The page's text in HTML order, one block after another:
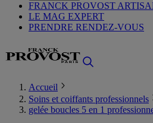
FRANCK PROVOST
LE MAG EXPERT
PRENDRE RENDEZ-VOUS
Accueil
Soins et coiffants professionnels
gelée boucles 5 en 1